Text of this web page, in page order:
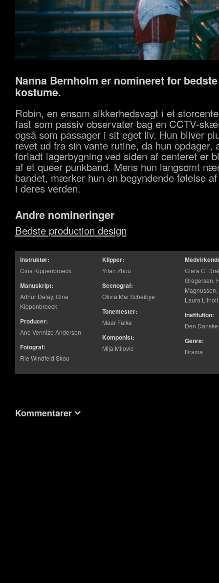
Nanna Bernholm er nomineret for bedste
kostume.
Robin, en ensom sikkerhedsvagt i et
fast som passiv observatør bag en CCTV-
også som passager i sit eget liv. Hun bliver
revet ud fra sin vante rutine, da hun opdager,
forladt lagerbygning ved siden af centeret er
af et queer punkband. Mens hun langsomt
bandet, mærker hun en begyndende følelse
i deres verden.
Andre nomineringer
Bedste production design
Instruktør:
Gina Kippenbroeck
Manuskript:
Arthur Delay, Gina
Kippenbroeck
Producer:
Ane Vennize Andersen
Fotograf:
Rie Windfeld Skou
Klipper:
Yifan Zhou
Scenograf:
Olivia Mai Scheibye
Tonemester:
Maar Falke
Komponist:
Mija Milovic
Clara C.
Gregersen,
Laura
Institution:
Den
Genre:
Drama
Kommentarer